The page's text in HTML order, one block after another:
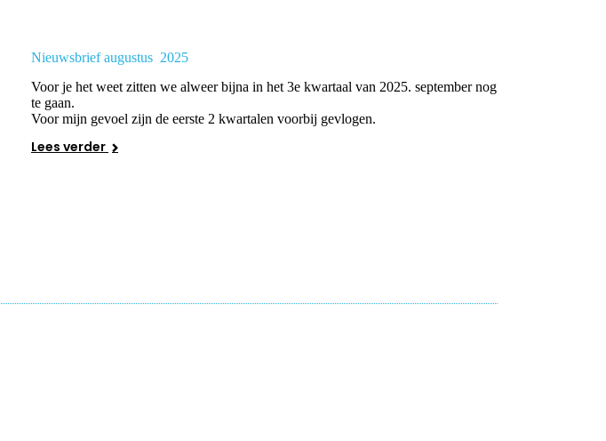
Nieuwsbrief augustus 2025
Voor je het weet zitten we alweer bijna in het 3e kwartaal van 2025. september nog
te gaan.
Voor mijn gevoel zijn de eerste 2 kwartalen voorbij gevlogen.
Lees verder